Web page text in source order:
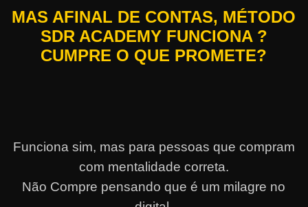
MAS AFINAL DE CONTAS, MÉTODO
SDR ACADEMY FUNCIONA ?
CUMPRE O QUE PROMETE?
Funciona sim, mas para pessoas que compram
com mentalidade correta.
Não Compre pensando que é um milagre no